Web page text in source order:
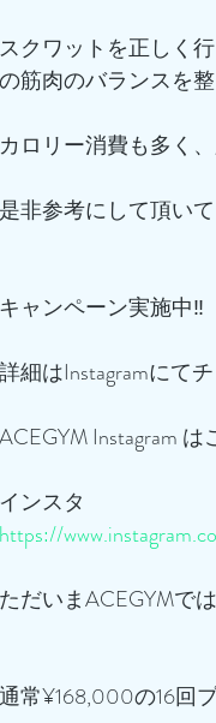
スクワットを正しく
の筋肉のバランスを
カロリー消費も多く
是非参考にして頂い
キャンペーン実施中‼️
詳細はInstagramにて
ACEGYM Instagram は
インスタ
https://
ただいまACEGYMで
通常¥168,000の16回